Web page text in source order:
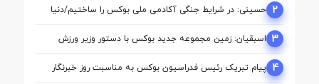
2 حسینی: در شرایط جنگی آکادمی ملی بوکس را ساختیم/دنیا
مالی واقعا نگاه حمایتی از بوکس دارد
3 اسبقیان: زمین مجموعه جدید بوکس با دستور وزیر ورزش
تأمین شد
4 پیام تبریک رئیس فدراسیون بوکس به مناسبت روز خبرنگار